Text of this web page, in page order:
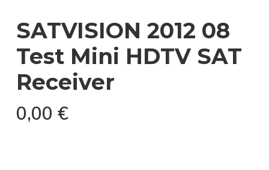
SATVISION 2012 08
Test Mini HDTV SAT
Receiver
0,00 €